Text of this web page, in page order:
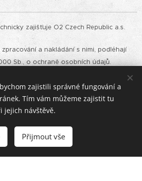
zajišťuje O2 Czech Republic a.s.
a nakládání s nimi, podléhají
Sb., o ochraně osobních údajů.
podpora: +420 607 823 457
i obec Polepy. Pro více informací
zajistili správné fungování a
Tím vám můžeme zajistit tu
jejich návštěvě.
Přijmout vše